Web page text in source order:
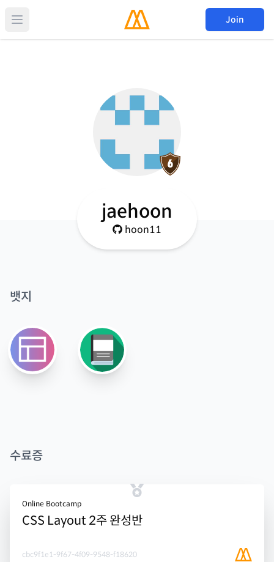
Join
jaehoon
hoon11
뱃지
수료증
Online Bootcamp
CSS Layout 2주 완성반
cbc9f1e1-9f67-4f09-9548-f18620